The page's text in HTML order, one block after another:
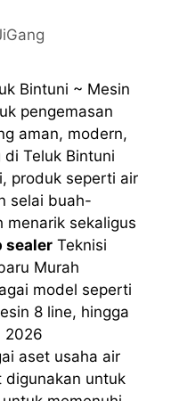
Bintuni ~ Mesin
pengemasan
aman, modern,
Teluk Bintuni
produk seperti air
selai buah-
menarik sekaligus
sealer Teknisi
Murah
model seperti
8 line, hingga
2026
aset usaha air
digunakan untuk